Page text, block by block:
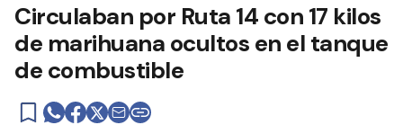
Circulaban por Ruta 14 con 17 kilos
de marihuana ocultos en el tanque
de combustible